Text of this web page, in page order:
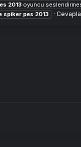
2013 oyuncu
spiker pes 2013